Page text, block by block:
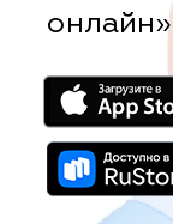
онлайн»